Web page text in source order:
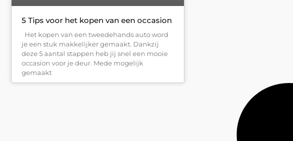
5 Tips voor het kopen van een occasion
Het kopen van een tweedehands auto word
je een stuk makkelijker gemaakt. Dankzij
deze 5 aantal stappen heb jij snel een mooie
occasion voor je deur. Mede mogelijk
gemaakt